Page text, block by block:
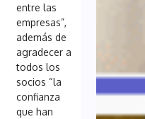
entre las
empresas”,
además de
agradecer a
todos los
socios “la
confianza
que han